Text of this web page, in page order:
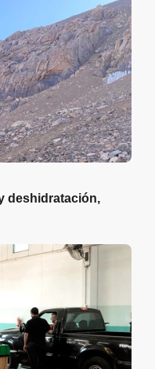
deshidratación,